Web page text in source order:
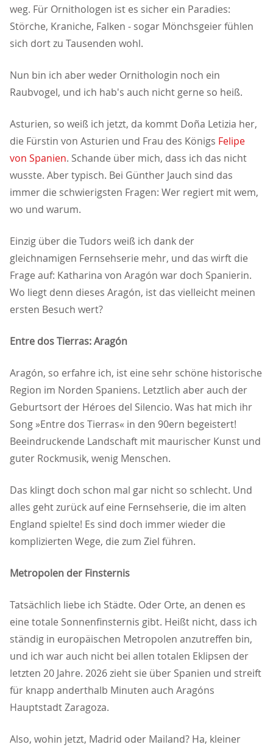
weg. Für Ornithologen ist es sicher ein Paradies:
Störche, Kraniche, Falken - sogar Mönchsgeier fühlen
sich dort zu Tausenden wohl.
Nun bin ich aber weder Ornithologin noch ein
Raubvogel, und ich hab's auch nicht gerne so heiß.
Asturien, so weiß ich jetzt, da kommt Doña Letizia her,
die Fürstin von Asturien und Frau des Königs Felipe
von Spanien. Schande über mich, dass ich das nicht
wusste. Aber typisch. Bei Günther Jauch sind das
immer die schwierigsten Fragen: Wer regiert mit wem,
wo und warum.
Einzig über die Tudors weiß ich dank der
gleichnamigen Fernsehserie mehr, und das wirft die
Frage auf: Katharina von Aragón war doch Spanierin.
Wo liegt denn dieses Aragón, ist das vielleicht meinen
ersten Besuch wert?
Entre dos Tierras: Aragón
Aragón, so erfahre ich, ist eine sehr schöne historische
Region im Norden Spaniens. Letztlich aber auch der
Geburtsort der Héroes del Silencio. Was hat mich ihr
Song »Entre dos Tierras« in den 90ern begeistert!
Beeindruckende Landschaft mit maurischer Kunst und
guter Rockmusik, wenig Menschen.
Das klingt doch schon mal gar nicht so schlecht. Und
alles geht zurück auf eine Fernsehserie, die im alten
England spielte! Es sind doch immer wieder die
komplizierten Wege, die zum Ziel führen.
Metropolen der Finsternis
Tatsächlich liebe ich Städte. Oder Orte, an denen es
eine totale Sonnenfinsternis gibt. Heißt nicht, dass ich
ständig in europäischen Metropolen anzutreffen bin,
und ich war auch nicht bei allen totalen Eklipsen der
letzten 20 Jahre. 2026 zieht sie über Spanien und streift
für knapp anderthalb Minuten auch Aragóns
Hauptstadt Zaragoza.
Also, wohin jetzt, Madrid oder Mailand? Ha, kleiner